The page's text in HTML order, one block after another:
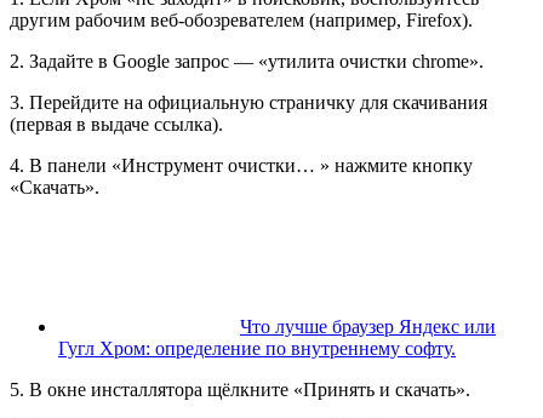
другим рабочим веб-обозревателем (например, Firefox).
2. Задайте в Google запрос — «утилита очистки chrome».
3. Перейдите на официальную страничку для скачивания
(первая в выдаче ссылка).
4. В панели «Инструмент очистки… » нажмите кнопку
«Скачать».
Что лучше браузер Яндекс или
Гугл Хром: определение по внутреннему софту.
5. В окне инсталлятора щёлкните «Принять и скачать».